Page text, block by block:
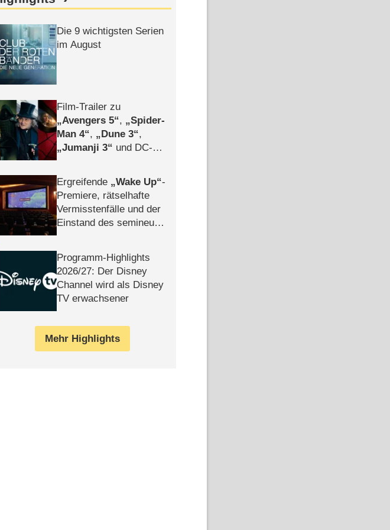
Die 9 wichtigsten Serien
im August
Film-Trailer zu
Avengers 5 ,
Spider-
Man 4 , Dune 3 ,
Jumanji 3
und DC-
Ergreifende
Wake Up -
Premiere, rätselhafte
Vermisstenfälle und der
Einstand des semineuen
Programm-Highlights
2026/​27: Der Disney
Channel wird als Disney
TV erwachsener
Mehr Highlights